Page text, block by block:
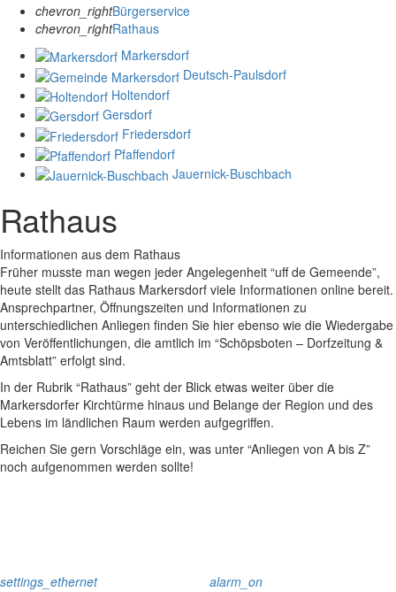
chevron_rightBürgerservice
chevron_rightRathaus
Markersdorf
Deutsch-Paulsdorf
Holtendorf
Gersdorf
Friedersdorf
Pfaffendorf
Jauernick-Buschbach
Rathaus
Informationen aus dem Rathaus
Früher musste man wegen jeder Angelegenheit “uff de Gemeende”,
heute stellt das Rathaus Markersdorf viele Informationen online bereit.
Ansprechpartner, Öffnungszeiten und Informationen zu
unterschiedlichen Anliegen finden Sie hier ebenso wie die Wiedergabe
von Veröffentlichungen, die amtlich im “Schöpsboten – Dorfzeitung &
Amtsblatt” erfolgt sind.
In der Rubrik “Rathaus” geht der Blick etwas weiter über die
Markersdorfer Kirchtürme hinaus und Belange der Region und des
Lebens im ländlichen Raum werden aufgegriffen.
Reichen Sie gern Vorschläge ein, was unter “Anliegen von A bis Z”
noch aufgenommen werden sollte!
settings_ethernet alarm_on